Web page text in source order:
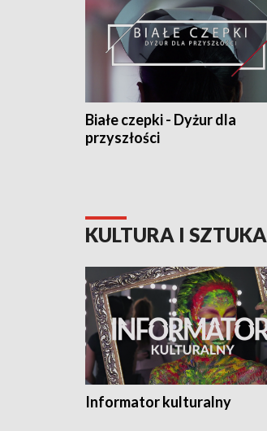
Białe czepki - Dyżur dla
przyszłości
KULTURA I SZTUKA
Informator kulturalny